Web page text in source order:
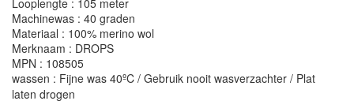
Looplengte : 105 meter
Machinewas : 40 graden
Materiaal : 100% merino wol
Merknaam : DROPS
MPN : 108505
wassen : Fijne was 40ºC / Gebruik nooit wasverzachter / Plat
laten drogen